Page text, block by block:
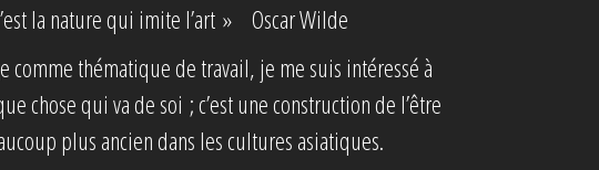
la nature qui imite l’art » Oscar Wilde
comme thématique de travail, je me suis intéressé à
chose qui va de soi ; c’est une construction de l’être
plus ancien dans les cultures asiatiques.